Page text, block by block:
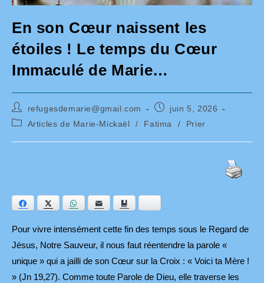
En son Cœur naissent les
étoiles ! Le temps du Cœur
Immaculé de Marie…
Auteur/autrice
de
la
publication :
refugesdemarie@gmail.com
Publication
juin 5, 2026
PostArticles de Marie-Mickaël / Fatima / Prier
Facebook Twitter WhatsAppE-mail
Pour vivre intensément cette fin des temps sous le Regard de
Jésus, Notre Sauveur, il nous faut réentendre la parole «
unique » qui a jailli de son Cœur sur la Croix : « Voici ta Mère !
» (Jn 19,27). Comme toute Parole de Dieu, elle traverse les